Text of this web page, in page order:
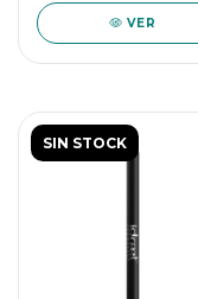
VER
SIN STOCK